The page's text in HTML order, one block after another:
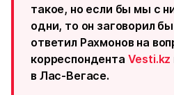
такое, но если бы мы с
одни, то он заговорил
ответил Рахмонов на
корреспондента Vesti.kz
в Лас-Вегасе.